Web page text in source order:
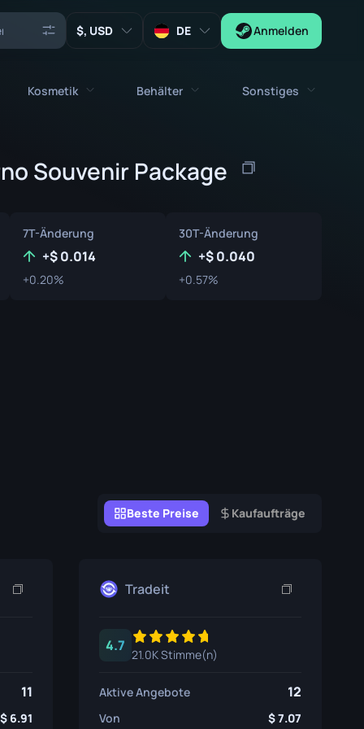
, USD DE Anmelden
Kosmetik
Sticker
Graffitis
Musik-Kits
Behälter
Kiste
Autogrammkapsel
Patch-Kapsel
Sonstiges
Schlüssel
Sammlerstücke
Zeus x27
Souvenir Package
7T-Änderung
+ 0.014
+0.20%
30T-Änderung
+ 0.040
+0.57%
Beste Preise Kaufaufträge
11
6.91
Tradeit
4.7
21.0K Stimme(n)
Aktive Angebote 12
Von 7.07